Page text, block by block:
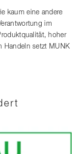
kaum eine andere
im
hoher
Handeln setzt MUNK